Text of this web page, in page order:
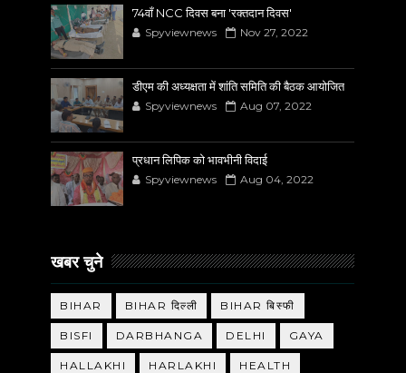
74वाँ NCC दिवस बना 'रक्तदान दिवस'
Spyviewnews Nov 27, 2022
डीएम की अध्यक्षता में शांति समिति की बैठक आयोजित
Spyviewnews Aug 07, 2022
प्रधान लिपिक को भावभीनी विदाई
Spyviewnews Aug 04, 2022
खबर चुने
BIHAR BIHAR दिल्ली BIHAR बिस्फी
BISFI DARBHANGA DELHI GAYA
HALLAKHI HARLAKHI HEALTH